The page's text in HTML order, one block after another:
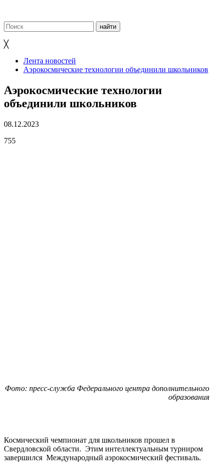
╳
Лента новостей
Аэрокосмические технологии объединили школьников
Аэрокосмические технологии
объединили школьников
08.12.2023
755
Фото: пресс-служба Федерального центра дополнительного
образования
Космический чемпионат для школьников прошел в
Свердловской области. Этим интеллектуальным турниром
завершился Международный аэрокосмический фестиваль.